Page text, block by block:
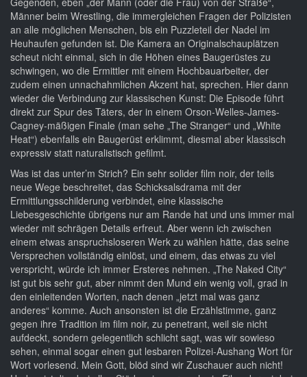
Männer beim Wrestling, die immergleichen Fragen der Polizisten
an alle möglichen Menschen, bis ein Puzzleteil der Nadel im
Heuhaufen gefunden ist. Die Kamera an Originalschauplätzen
scheut nicht einmal, sich in die Höhen eines Baugerüstes zu
schwingen, wo die Ermittler mit einem Hochbauarbeiter, der
zudem einen unnachahmlichen Akzent hat, sprechen. Hier dann
wieder die Verbindung zur klassischen Kunst: Die Episode führt
direkt zur Spur des Täters, der in einem Orson-Welles-James-
Cagney-mäßigen Finale (man sehe „The Stranger“ und „White
Heat“) ebenfalls ein Baugerüst erklimmt, diesmal aber klassisch
expressiv statt naturalistisch gefilmt.
Was ist das unter’m Strich? Ein sehr solider film noir, der teils
neue Wege beschreitet, das Schicksalsdrama mit der
Ermittlungsschilderung verbindet, eine klassische
Liebesgeschichte übrigens nur am Rande hat und uns immer mal
wieder mit schrägen Details erfreut. Aber wenn ich zwischen
einem etwas anspruchsloseren Werk zu wählen hätte, das seine
Versprechen vollständig einlöst, und einem, das etwas zu viel
verspricht, würde ich immer Ersteres nehmen. „The Naked City“
ist gut bis sehr gut, aber nimmt den Mund ein wenig voll, grad in
den einleitenden Worten, nach denen „jetzt mal was ganz
anderes“ komme. Auch ansonsten ist die Erzählstimme, ganz
gegen ihre Tradition im film noir, zu penetrant, weil sie nicht
aufdeckt, sondern gelegentlich schlicht sagt, was wir sowieso
sehen, einmal sogar einen gut lesbaren Polizei-Aushang Wort für
Wort vorlesend. Mein Gott, blöd sind wir Zuschauer auch nicht!